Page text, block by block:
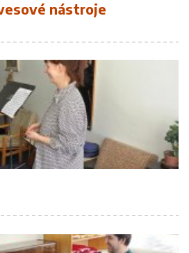
nástroje